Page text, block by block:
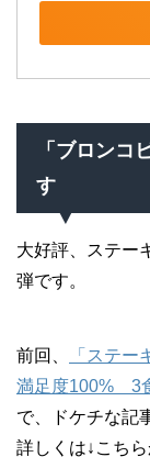
「ブロン
す
大好評、ステー
弾です。
前回、
「ステー
満足度100% 3
で、ドケチな記
詳しくは↓こちら